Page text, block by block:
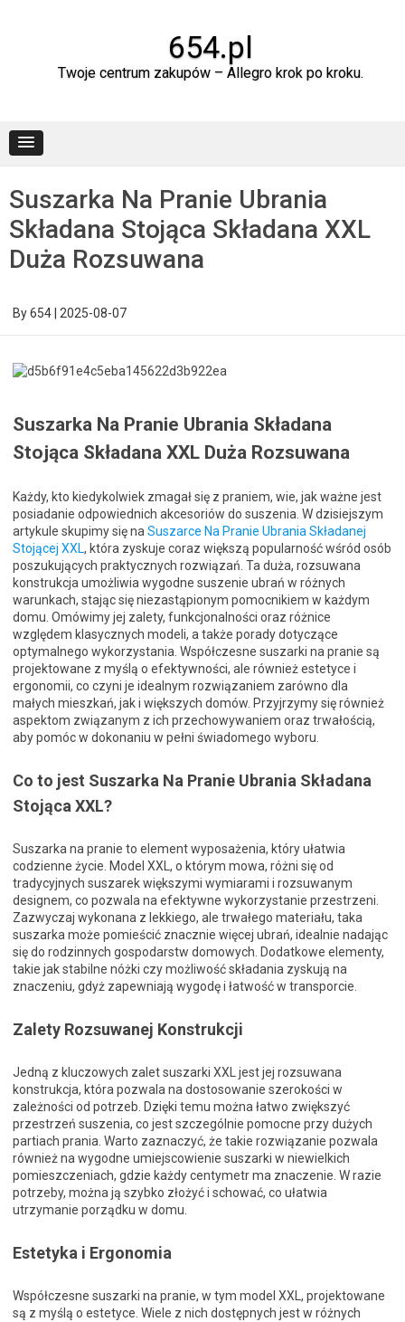
654.pl
Twoje centrum zakupów – Allegro krok po kroku.
Suszarka Na Pranie Ubrania
Składana Stojąca Składana XXL
Duża Rozsuwana
By654 2025-08-07
Suszarka Na Pranie Ubrania Składana
Stojąca Składana XXL Duża Rozsuwana
Każdy, kto kiedykolwiek zmagał się z praniem, wie, jak ważne jest
posiadanie odpowiednich akcesoriów do suszenia. W dzisiejszym
artykule skupimy się na Suszarce Na Pranie Ubrania Składanej
Stojącej XXL, która zyskuje coraz większą popularność wśród osób
poszukujących praktycznych rozwiązań. Ta duża, rozsuwana
konstrukcja umożliwia wygodne suszenie ubrań w różnych
warunkach, stając się niezastąpionym pomocnikiem w każdym
domu. Omówimy jej zalety, funkcjonalności oraz różnice
względem klasycznych modeli, a także porady dotyczące
optymalnego wykorzystania. Współczesne suszarki na pranie są
projektowane z myślą o efektywności, ale również estetyce i
ergonomii, co czyni je idealnym rozwiązaniem zarówno dla
małych mieszkań, jak i większych domów. Przyjrzymy się również
aspektom związanym z ich przechowywaniem oraz trwałością,
aby pomóc w dokonaniu w pełni świadomego wyboru.
Co to jest Suszarka Na Pranie Ubrania Składana
Stojąca XXL?
Suszarka na pranie to element wyposażenia, który ułatwia
codzienne życie. Model XXL, o którym mowa, różni się od
tradycyjnych suszarek większymi wymiarami i rozsuwanym
designem, co pozwala na efektywne wykorzystanie przestrzeni.
Zazwyczaj wykonana z lekkiego, ale trwałego materiału, taka
suszarka może pomieścić znacznie więcej ubrań, idealnie nadając
się do rodzinnych gospodarstw domowych. Dodatkowe elementy,
takie jak stabilne nóżki czy możliwość składania zyskują na
znaczeniu, gdyż zapewniają wygodę i łatwość w transporcie.
Zalety Rozsuwanej Konstrukcji
Jedną z kluczowych zalet suszarki XXL jest jej rozsuwana
konstrukcja, która pozwala na dostosowanie szerokości w
zależności od potrzeb. Dzięki temu można łatwo zwiększyć
przestrzeń suszenia, co jest szczególnie pomocne przy dużych
partiach prania. Warto zaznaczyć, że takie rozwiązanie pozwala
również na wygodne umiejscowienie suszarki w niewielkich
pomieszczeniach, gdzie każdy centymetr ma znaczenie. W razie
potrzeby, można ją szybko złożyć i schować, co ułatwia
utrzymanie porządku w domu.
Estetyka i Ergonomia
Współczesne suszarki na pranie, w tym model XXL, projektowane
są z myślą o estetyce. Wiele z nich dostępnych jest w różnych